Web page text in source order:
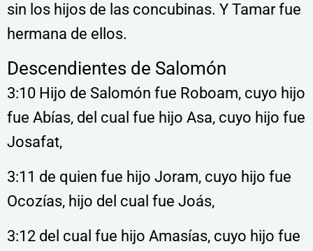
sin los hijos de las concubinas. Y Tamar fue
hermana de ellos.
Descendientes de Salomón
3:10 Hijo de Salomón fue Roboam, cuyo hijo
fue Abías, del cual fue hijo Asa, cuyo hijo fue
Josafat,
3:11 de quien fue hijo Joram, cuyo hijo fue
Ocozías, hijo del cual fue Joás,
3:12 del cual fue hijo Amasías, cuyo hijo fue